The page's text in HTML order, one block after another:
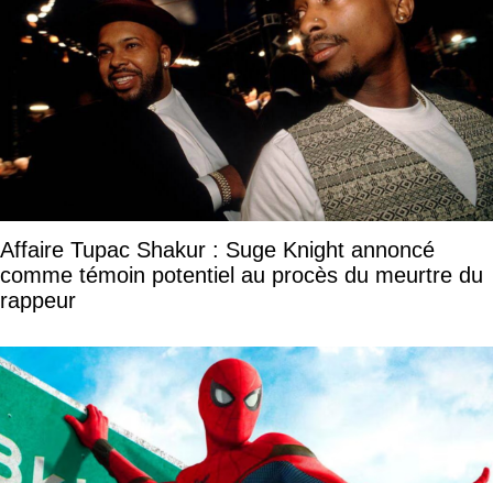
Affaire Tupac Shakur : Suge Knight annoncé
comme témoin potentiel au procès du meurtre du
rappeur